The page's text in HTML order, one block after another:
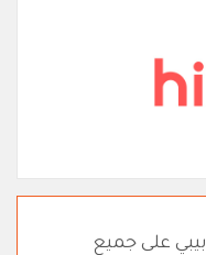
على جميع